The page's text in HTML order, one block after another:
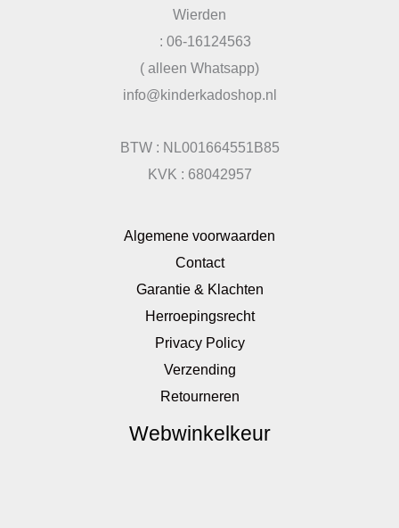
Wierden
: 06-16124563
( alleen Whatsapp)
info@kinderkadoshop.nl
BTW : NL001664551B85
KVK : 68042957
Algemene voorwaarden
Contact
Garantie & Klachten
Herroepingsrecht
Privacy Policy
Verzending
Retourneren
Webwinkelkeur